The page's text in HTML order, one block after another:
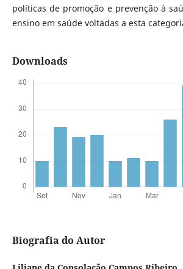
políticas de promoção e prevenção à
ensino em saúde voltadas a esta
Downloads
Biografia do Autor